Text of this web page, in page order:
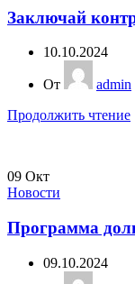
Заключай
10.10.2024
От
admin
Продолжить чтение
09 Окт
Новости
Программа
09.10.2024